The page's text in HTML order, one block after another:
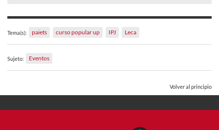
Tema(s): paiets curso popular up IPJ Leca
Sujeto: Eventos
Volver al principio